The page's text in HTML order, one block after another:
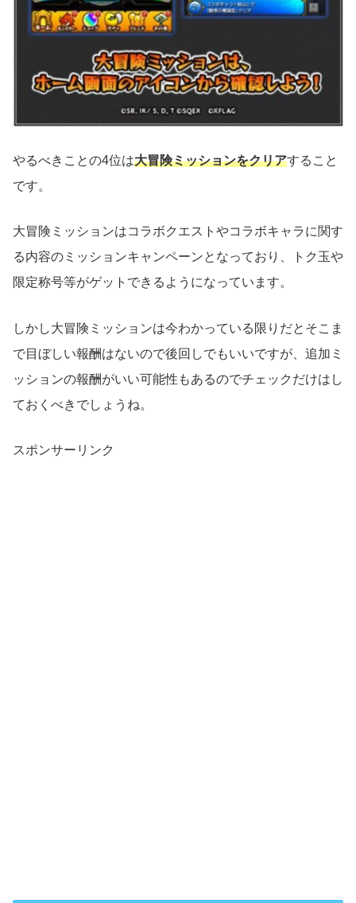
やるべきことの4位は大冒険ミッションをクリアすること
です。
大冒険ミッションはコラボクエストやコラボキャラに関す
る内容のミッションキャンペーンとなっており、トク玉や
限定称号等がゲットできるようになっています。
しかし大冒険ミッションは今わかっている限りだとそこま
で目ぼしい報酬はないので後回しでもいいですが、追加ミ
ッションの報酬がいい可能性もあるのでチェックだけはし
ておくべきでしょうね。
スポンサーリンク